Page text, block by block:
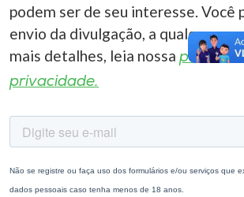
podem ser de seu interesse. Você
envio da divulgação, a qualquer
mais detalhes, leia nossa política
privacidade.